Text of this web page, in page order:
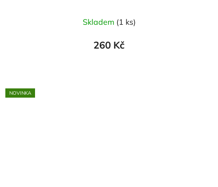
hodnocení
produktu
Skladem (1 ks)
260 Kč
NOVINKA